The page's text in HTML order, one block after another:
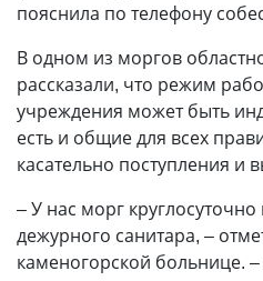
пояснила по телефону
В одном из моргов
рассказали, что режим
учреждения может быть
есть и общие для всех
касательно поступления
– У нас морг
дежурного санитара, –
каменогорской больнице.